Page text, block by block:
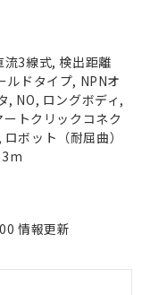
流3線式, 検出距離
ドタイプ, NPNオ
, NO, ロングボディ,
トクリックコネク
ボット（耐屈曲）
情報更新